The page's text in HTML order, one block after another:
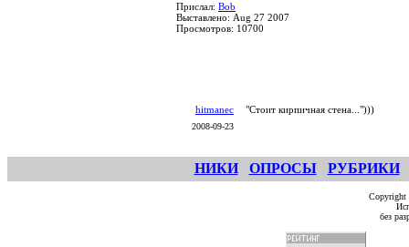
Прислал: Bob
Выставлено: Aug 27 2007
Просмотров: 10700
hitmanec
2008-09-23
"Стоит кирпичная стена...")))
НИКИ ОПРОСЫ РУБРИКИ
без